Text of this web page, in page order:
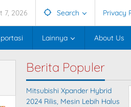
7, 2026 Search Privacy
Lainnya About Us
Berita Populer
Mitsubishi Xpander Hybrid
2024 Rilis, Mesin Lebih Halus